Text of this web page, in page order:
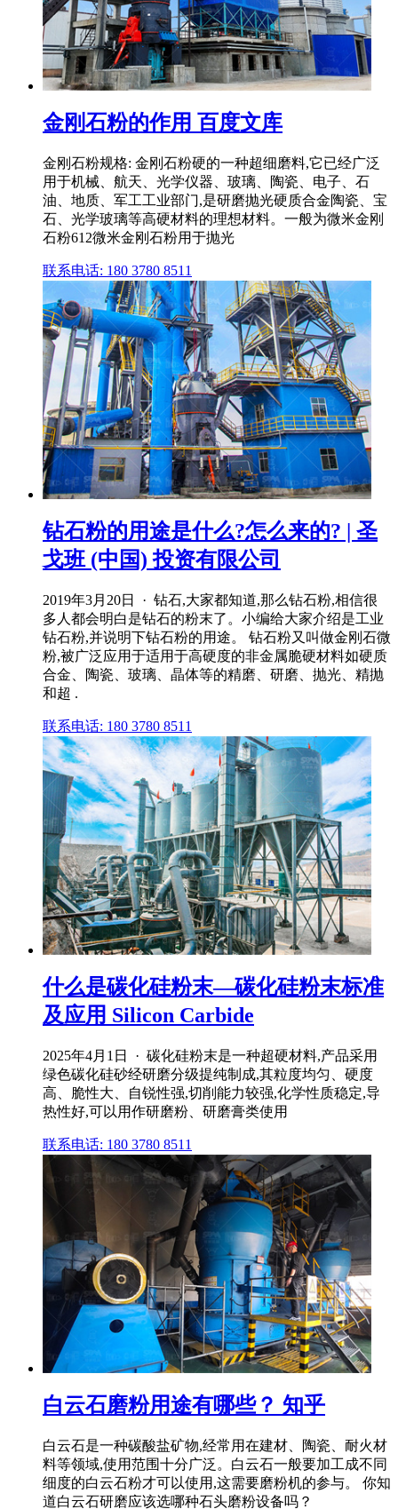
金刚石粉的作用 百度文库
金刚石粉规格: 金刚石粉硬的一种超细磨料,它已经广泛
用于机械、航天、光学仪器、玻璃、陶瓷、电子、石
油、地质、军工工业部门,是研磨抛光硬质合金陶瓷、宝
石、光学玻璃等高硬材料的理想材料。一般为微米金刚
石粉612微米金刚石粉用于抛光
联系电话: 180 3780 8511
钻石粉的用途是什么?怎么来的? | 圣
戈班 (中国) 投资有限公司
2019年3月20日 · 钻石,大家都知道,那么钻石粉,相信很
多人都会明白是钻石的粉末了。小编给大家介绍是工业
钻石粉,并说明下钻石粉的用途。 钻石粉又叫做金刚石微
粉,被广泛应用于适用于高硬度的非金属脆硬材料如硬质
合金、陶瓷、玻璃、晶体等的精磨、研磨、抛光、精抛
和超 .
联系电话: 180 3780 8511
什么是碳化硅粉末—碳化硅粉末标准
及应用 Silicon Carbide
2025年4月1日 · 碳化硅粉末是一种超硬材料,产品采用
绿色碳化硅砂经研磨分级提纯制成,其粒度均匀、硬度
高、脆性大、自锐性强,切削能力较强,化学性质稳定,导
热性好,可以用作研磨粉、研磨膏类使用
联系电话: 180 3780 8511
白云石磨粉用途有哪些？ 知乎
白云石是一种碳酸盐矿物,经常用在建材、陶瓷、耐火材
料等领域,使用范围十分广泛。白云石一般要加工成不同
细度的白云石粉才可以使用,这需要磨粉机的参与。 你知
道白云石研磨应该选哪种石头磨粉设备吗？